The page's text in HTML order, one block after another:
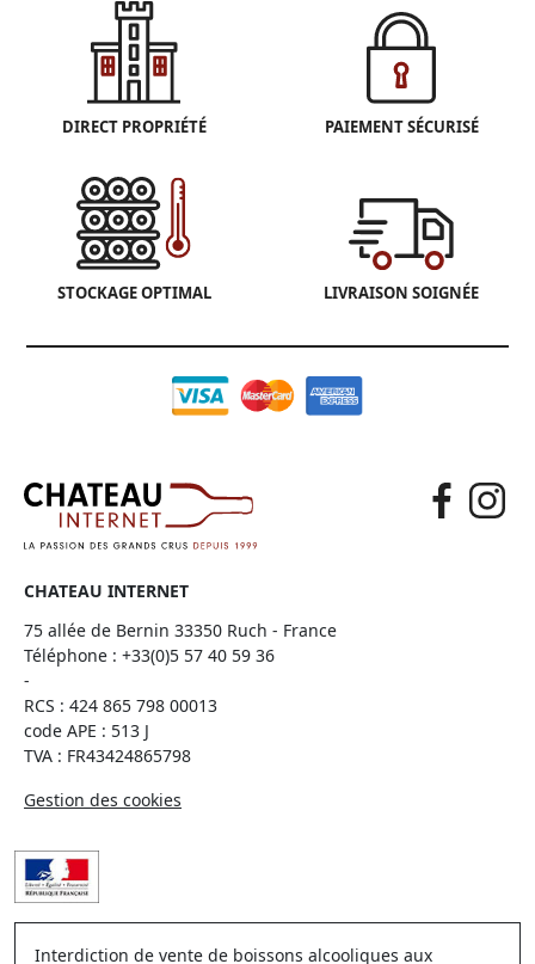
DIRECT PROPRIÉTÉ PAIEMENT SÉCURISÉ
STOCKAGE OPTIMAL LIVRAISON SOIGNÉE
CHATEAU INTERNET
75 allée de Bernin 33350 Ruch - France
Téléphone : +33(0)5 57 40 59 36
-
RCS : 424 865 798 00013
code APE : 513 J
TVA : FR43424865798
Gestion des cookies
Interdiction de vente de boissons alcooliques aux